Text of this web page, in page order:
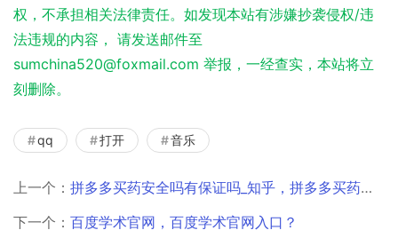
权，不承担相关法律责任。如发现本站有涉嫌抄袭侵权/违
法违规的内容， 请发送邮件至
sumchina520@foxmail.com 举报，一经查实，本站将立
刻删除。
qq 打开 音乐
上一个： 拼多多买药安全吗有保证吗_知乎，拼多多买药安全吗有保证吗_知乎文章？
下一个： 百度学术官网，百度学术官网入口？